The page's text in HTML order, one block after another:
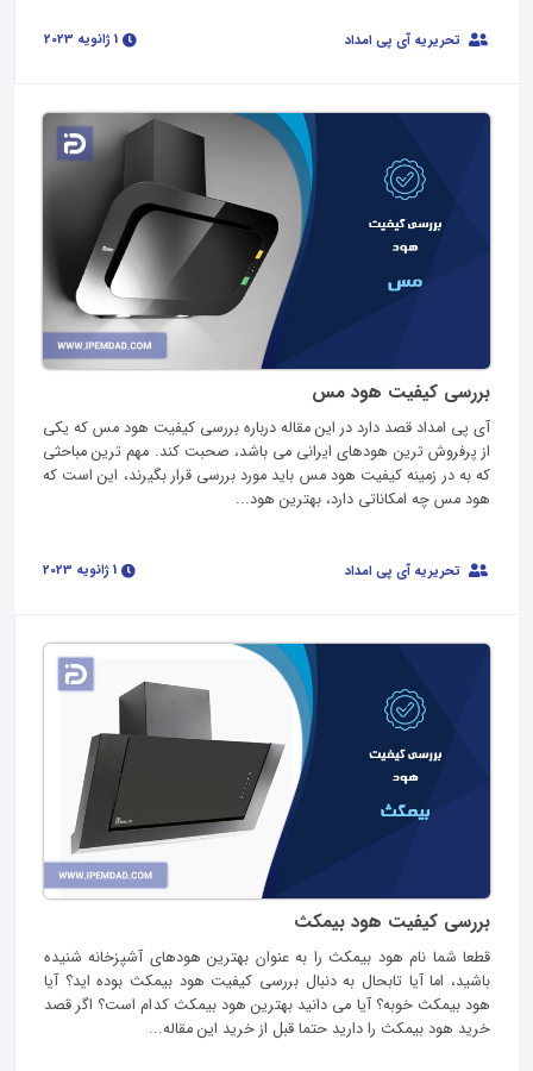
تحریریه آی پی امداد
بررسی کیفیت هود مس
آی پی امداد قصد دارد در این مقاله درباره بررسی کیفیت هود مس که یکی
از پرفروش ترین هودهای ایرانی می باشد، صحبت کند. مهم ترین مباحثی
که به در زمینه کیفیت هود مس باید مورد بررسی قرار بگیرند، این است که
هود مس چه امکاناتی دارد، بهترین هود...
تحریریه آی پی امداد
بررسی کیفیت هود بیمکث
قطعا شما نام هود بیمکث را به عنوان بهترین هودهای آشپزخانه شنیده
باشید، اما آیا تابحال به دنبال بررسی کیفیت هود بیمکث بوده اید؟ آیا
هود بیمکث خوبه؟ آیا می دانید بهترین هود بیمکث کدام است؟ اگر قصد
خرید هود بیمکث را دارید حتما قبل از خرید این مقاله...